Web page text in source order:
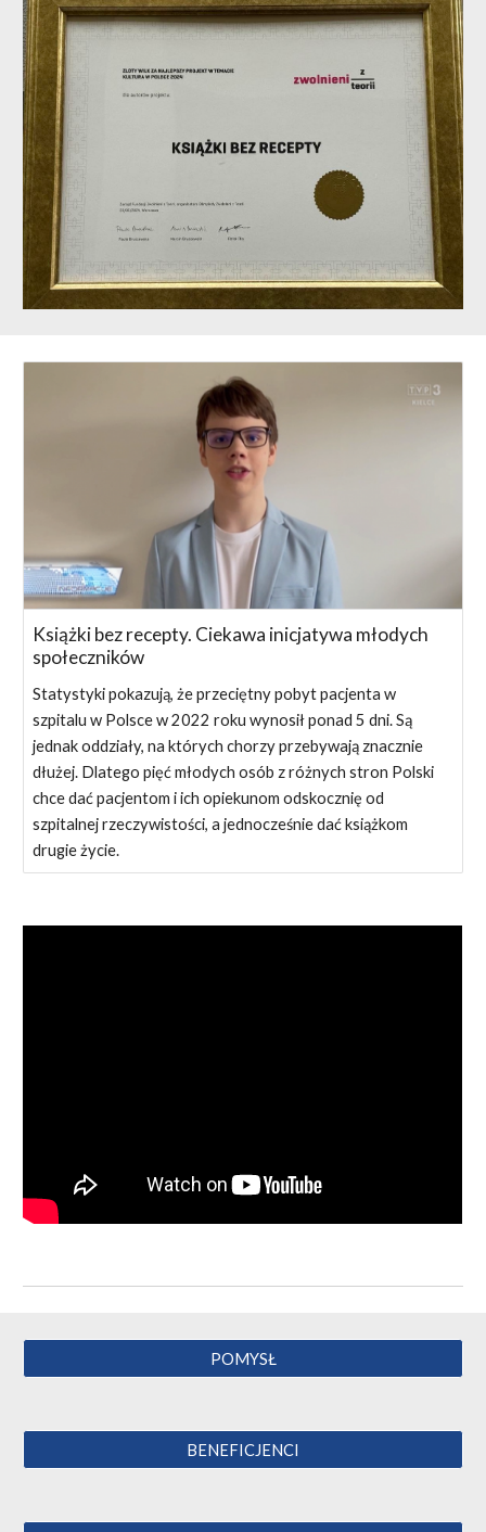
Książki bez recepty. Ciekawa inicjatywa młodych
społeczników
Statystyki pokazują, że przeciętny pobyt pacjenta w
szpitalu w Polsce w 2022 roku wynosił ponad 5 dni. Są
jednak oddziały, na których chorzy przebywają znacznie
dłużej. Dlatego pięć młodych osób z różnych stron Polski
chce dać pacjentom i ich opiekunom odskocznię od
szpitalnej rzeczywistości, a jednocześnie dać książkom
drugie życie.
POMYSŁ
BENEFICJENCI